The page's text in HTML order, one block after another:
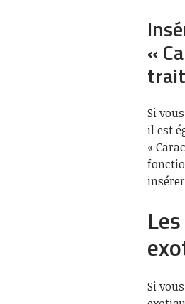
«
Si
il est
«
Si